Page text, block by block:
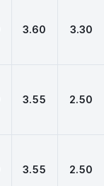
3.60 3.30
3.55 2.50
3.55 2.50